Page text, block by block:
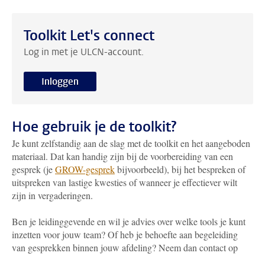
Toolkit Let's connect
Log in met je ULCN-account.
Inloggen
Hoe gebruik je de toolkit?
Je kunt zelfstandig aan de slag met de toolkit en het aangeboden
materiaal. Dat kan handig zijn bij de voorbereiding van een
gesprek (jeGROW-gesprekbijvoorbeeld), bij het bespreken of
uitspreken van lastige kwesties of wanneer je effectiever wilt
zijn in vergaderingen.
Ben je leidinggevende en wil je advies over welke tools je kunt
inzetten voor jouw team? Of heb je behoefte aan begeleiding
van gesprekken binnen jouw afdeling? Neem dan contact op